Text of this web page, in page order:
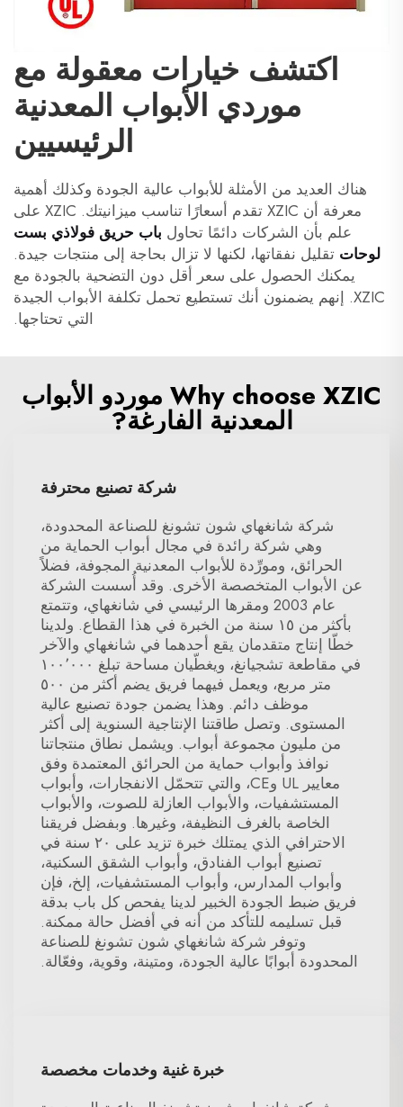
اكتشف خيارات معقولة مع
موردي الأبواب المعدنية
الرئيسيين
هناك العديد من الأمثلة للأبواب عالية الجودة وكذلك أهمية
معرفة أن XZIC تقدم أسعارًا تناسب ميزانيتك. XZIC على
علم بأن الشركات دائمًا تحاول باب حريق فولاذي بست
لوحات تقليل نفقاتها، لكنها لا تزال بحاجة إلى منتجات جيدة.
يمكنك الحصول على سعر أقل دون التضحية بالجودة مع
XZIC. إنهم يضمنون أنك تستطيع تحمل تكلفة الأبواب الجيدة
التي تحتاجها.
Why choose XZIC موردو الأبواب
المعدنية الفارغة?
شركة تصنيع محترفة
شركة شانغهاي شون تشونغ للصناعة المحدودة،
وهي شركة رائدة في مجال أبواب الحماية من
الحرائق، ومورِّدة للأبواب المعدنية المجوفة، فضلاً
عن الأبواب المتخصصة الأخرى. وقد أُسست الشركة
عام 2003 ومقرها الرئيسي في شانغهاي، وتتمتع
بأكثر من ١٥ سنة من الخبرة في هذا القطاع. ولدينا
خطّا إنتاج متقدمان يقع أحدهما في شانغهاي والآخر
في مقاطعة تشجيانغ، ويغطّيان مساحة تبلغ ١٠٠٬٠٠٠
متر مربع، ويعمل فيهما فريق يضم أكثر من ٥٠٠
موظف دائم. وهذا يضمن جودة تصنيع عالية
المستوى. وتصل طاقتنا الإنتاجية السنوية إلى أكثر
من مليون مجموعة أبواب. ويشمل نطاق منتجاتنا
نوافذ وأبواب حماية من الحرائق المعتمدة وفق
معايير UL وCE، والتي تتحمّل الانفجارات، وأبواب
المستشفيات، والأبواب العازلة للصوت، والأبواب
الخاصة بالغرف النظيفة، وغيرها. وبفضل فريقنا
الاحترافي الذي يمتلك خبرة تزيد على ٢٠ سنة في
تصنيع أبواب الفنادق، وأبواب الشقق السكنية،
وأبواب المدارس، وأبواب المستشفيات، إلخ، فإن
فريق ضبط الجودة الخبير لدينا يفحص كل باب بدقة
قبل تسليمه للتأكد من أنه في أفضل حالة ممكنة.
وتوفر شركة شانغهاي شون تشونغ للصناعة
المحدودة أبوابًا عالية الجودة، ومتينة، وقوية، وفعّالة.
خبرة غنية وخدمات مخصصة